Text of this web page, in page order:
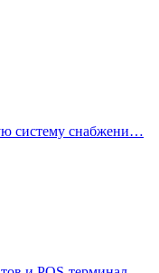
систему снабжени…